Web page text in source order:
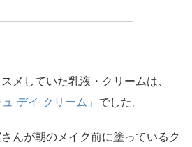
メしていた乳液・クリームは、
ュ デイ クリーム」 でした。
んが朝のメイク前に塗っているク